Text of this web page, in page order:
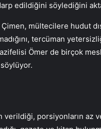
edildiğini söylediğini
mültecilere hudut
tercüman
Ömer de birçok
verildiği, porsiyonların az